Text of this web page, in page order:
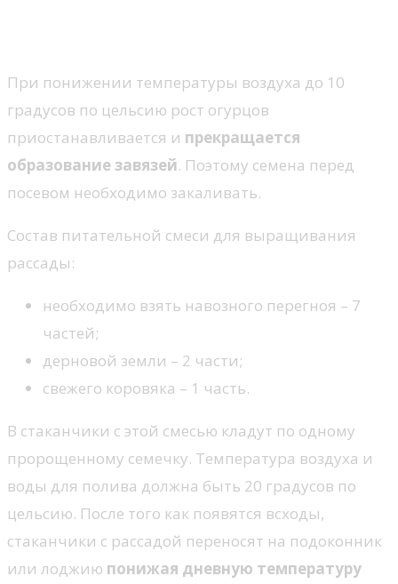
При понижении температуры воздуха до 10
градусов по цельсию рост огурцов
приостанавливается и прекращается
образование завязей. Поэтому семена перед
посевом необходимо закаливать.
Состав питательной смеси для выращивания
рассады:
необходимо взять навозного перегноя – 7
частей;
дерновой земли – 2 части;
свежего коровяка – 1 часть.
В стаканчики с этой смесью кладут по одному
пророщенному семечку. Температура воздуха и
воды для полива должна быть 20 градусов по
цельсию. После того как появятся всходы,
стаканчики с рассадой переносят на подоконник
или лоджию понижая дневную температуру